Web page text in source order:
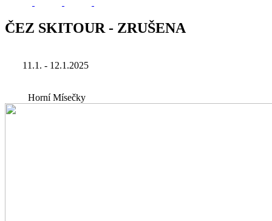
ČEZ SKITOUR - ZRUŠENA
11.1. - 12.1.2025
Horní Mísečky